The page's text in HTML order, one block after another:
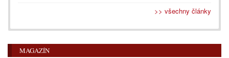
>> všechny články
MAGAZÍN